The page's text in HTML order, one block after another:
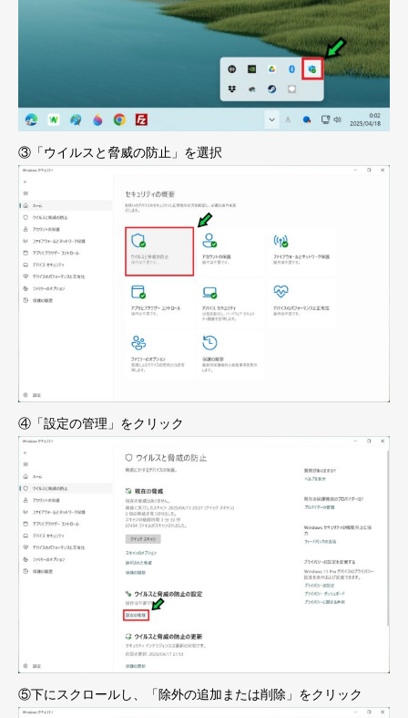
③「ウイルスと脅威の防止」を選択
④「設定の管理」をクリック
⑤下にスクロールし、「除外の追加または削除」をクリック